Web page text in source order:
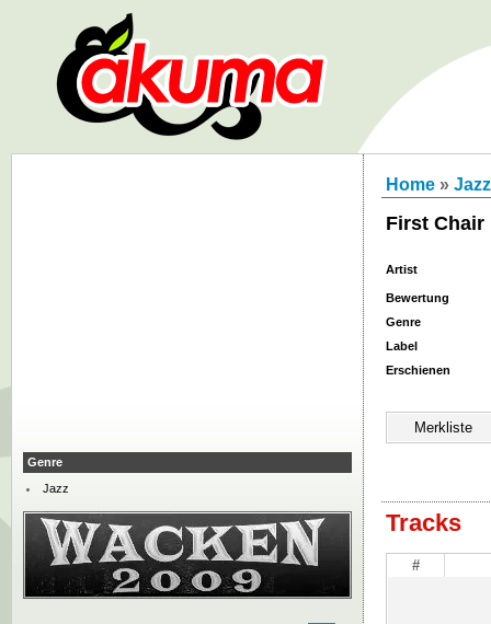
Home » Jazz
First Chair
Artist
Bewertung
Genre
Label
Erschienen
Tracks
#
Genre
Jazz